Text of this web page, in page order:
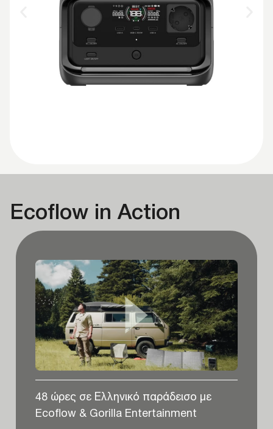
Ecoflow in Action
48 ώρες σε Ελληνικό παράδεισο με
Ecoflow & Gorilla Entertainment